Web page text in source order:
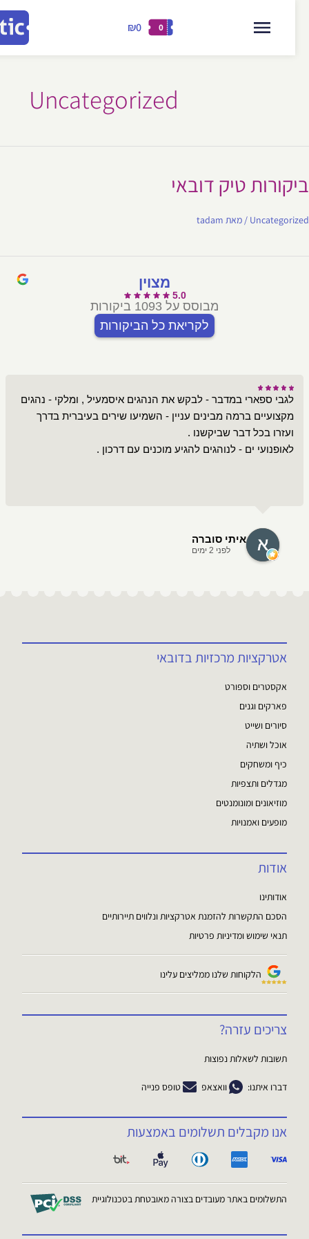
0
₪0
Uncategorized
טיק דובאי
/ מאתtadam
מצוין
מבוסס על 1093 ביקורות
לקריאת כל הביקורות
לגבי ספארי במדבר - לבקש את הנהגים איסמעיל , ומלקי - נהגים
מקצועיים ברמה מבינים עניין - השמיעו שירים בעיברית בדרך
לאופנועי ים - לנוהגים להגיע מוכנים עם דרכון .
איתי סוברה
לפני 2 ימים
אטרקציות מרכזיות בדובאי
אקסטרים וספורט
פארקים וגנים
סיורים ושייט
אוכל ושתיה
כיף ומשחקים
מגדלים ותצפיות
מוזיאונים ומונומנטים
מופעים ואמנויות
אודות
אודותינו
הסכם התקשרות להזמנת אטרקציות ונלווים תיירותיים
תנאי שימוש ומדיניות פרטיות
הלקוחות שלנו ממליצים עלינו
צריכים עזרה?
תשובות לשאלות נפוצות
דברו איתנו: וואצאפ טופס פנייה
אנו מקבלים תשלומים באמצעות
התשלומים באתר מעובדים בצורה מאובטחת בטכנולוגיית